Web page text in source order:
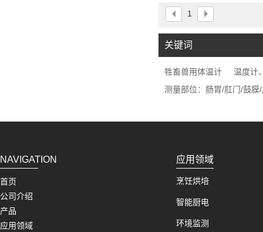
数据。快速充电30分钟
手机下载和查看体温测
用、易于清洗和消毒。
1
关键词
牲畜兽用体温计
温度计
测量部位：肠胃/肛门/鼓膜
NAVIGATION
首页
公司介绍
产品
应用领域
应用领域
烹饪烘培
智能厨电
环境监测